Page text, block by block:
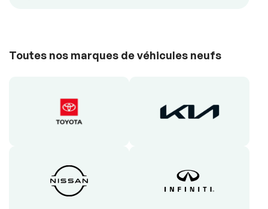
Toutes nos marques de véhicules neufs